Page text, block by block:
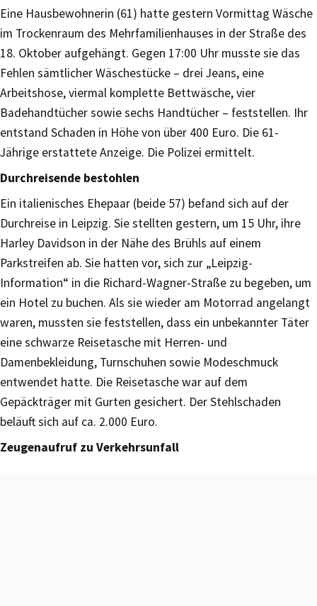
Eine Hausbewohnerin (61) hatte gestern Vormittag Wäsche
im Trockenraum des Mehrfamilienhauses in der Straße des
18. Oktober aufgehängt. Gegen 17:00 Uhr musste sie das
Fehlen sämtlicher Wäschestücke – drei Jeans, eine
Arbeitshose, viermal komplette Bettwäsche, vier
Badehandtücher sowie sechs Handtücher – feststellen. Ihr
entstand Schaden in Höhe von über 400 Euro. Die 61-
Jährige erstattete Anzeige. Die Polizei ermittelt.
Durchreisende bestohlen
Ein italienisches Ehepaar (beide 57) befand sich auf der
Durchreise in Leipzig. Sie stellten gestern, um 15 Uhr, ihre
Harley Davidson in der Nähe des Brühls auf einem
Parkstreifen ab. Sie hatten vor, sich zur „Leipzig-
Information“ in die Richard-Wagner-Straße zu begeben, um
ein Hotel zu buchen. Als sie wieder am Motorrad angelangt
waren, mussten sie feststellen, dass ein unbekannter Täter
eine schwarze Reisetasche mit Herren- und
Damenbekleidung, Turnschuhen sowie Modeschmuck
entwendet hatte. Die Reisetasche war auf dem
Gepäckträger mit Gurten gesichert. Der Stehlschaden
beläuft sich auf ca. 2.000 Euro.
Zeugenaufruf zu Verkehrsunfall